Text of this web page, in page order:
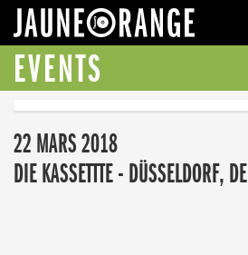
EVENTS
22 MARS 2018
DIE KASSETTTE - DÜSSELDORF, DE